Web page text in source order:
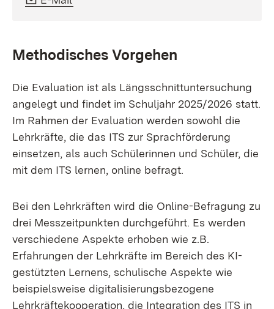
Methodisches Vorgehen
Die Evaluation ist als Längsschnittuntersuchung
angelegt und findet im Schuljahr 2025/2026 statt.
Im Rahmen der Evaluation werden sowohl die
Lehrkräfte, die das ITS zur Sprachförderung
einsetzen, als auch Schülerinnen und Schüler, die
mit dem ITS lernen, online befragt.
Bei den Lehrkräften wird die Online-Befragung zu
drei Messzeitpunkten durchgeführt. Es werden
verschiedene Aspekte erhoben wie z.B.
Erfahrungen der Lehrkräfte im Bereich des KI-
gestützten Lernens, schulische Aspekte wie
beispielsweise digitalisierungsbezogene
Lehrkräftekooperation, die Integration des ITS in